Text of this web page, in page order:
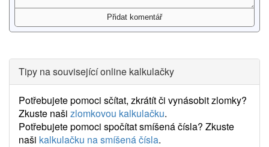
Tipy na související online kalkulačky
Potřebujete pomoci sčítat, zkrátít či vynásobit zlomky?
Zkuste naši zlomkovou kalkulačku.
Potřebujete pomoci spočítat smíšená čísla? Zkuste
naši kalkulačku na smíšená čísla.